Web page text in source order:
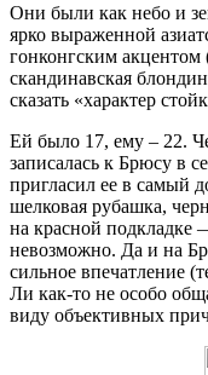
Они были как небо и
ярко выраженной
гонконгским акцентом
скандинавская
сказать «характер
Ей было 17, ему – 22.
записалась к Брюсу в
пригласил ее в самый
шелковая рубашка,
на красной подкладке
невозможно. Да и на
сильное впечатление
Ли как-то не особо
виду объективных